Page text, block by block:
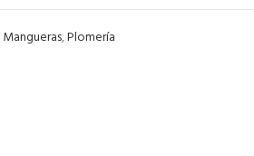
Mangueras,Plomería